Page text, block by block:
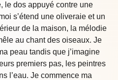
le dos appuyé contre une
s’étend une oliveraie et un
de la maison, la mélodie
au chant des oiseaux. Je
peau tandis que j’imagine
premiers pas, les peintres
l’eau. Je commence ma